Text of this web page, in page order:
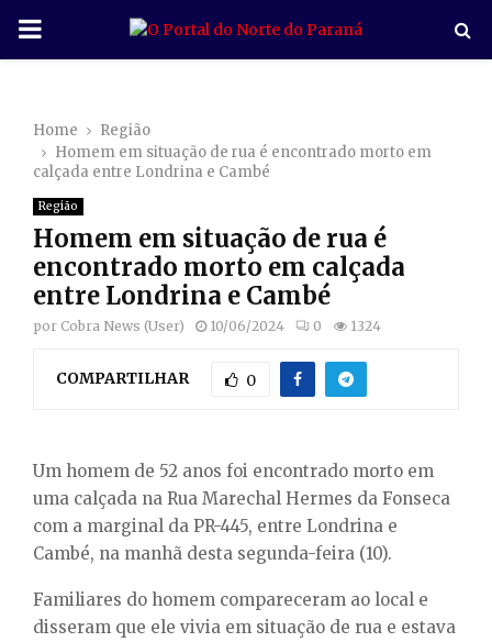
P
M
A
R
E
N
U
Home
Região
Homem em situação de rua é encontrado morto em
calçada entre Londrina e Cambé
Região
Homem em situação de rua é
encontrado morto em calçada
entre Londrina e Cambé
por Cobra News (User) 10/06/2024 0 1324
COMPARTILHAR 0
Um homem de 52 anos foi encontrado morto em
uma calçada na Rua Marechal Hermes da Fonseca
com a marginal da PR-445, entre Londrina e
Cambé, na manhã desta segunda-feira (10).
Familiares do homem compareceram ao local e
disseram que ele vivia em situação de rua e estava